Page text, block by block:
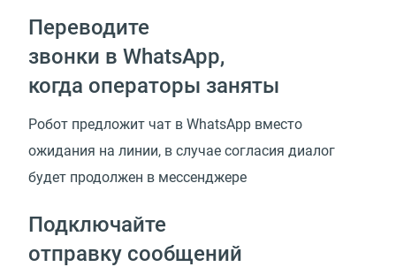
Переводите
звонки в WhatsApp,
когда операторы заняты
Робот предложит чат в WhatsApp вместо
ожидания на линии, в случае согласия диалог
будет продолжен в мессенджере
Подключайте
отправку сообщений